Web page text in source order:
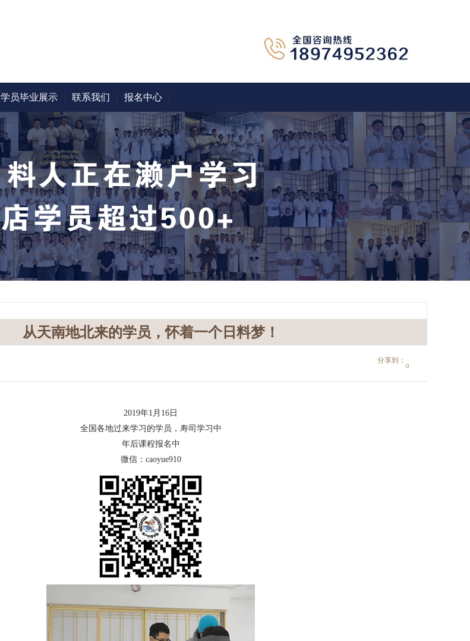
学员毕业展示 | 联系我们 | 报名中心 |
从天南地北来的学员，怀着一个日料梦！
0
分享到：
2019年1月16日
全国各地过来学习的学员，寿司学习中
年后课程报名中
微信：caoyue910